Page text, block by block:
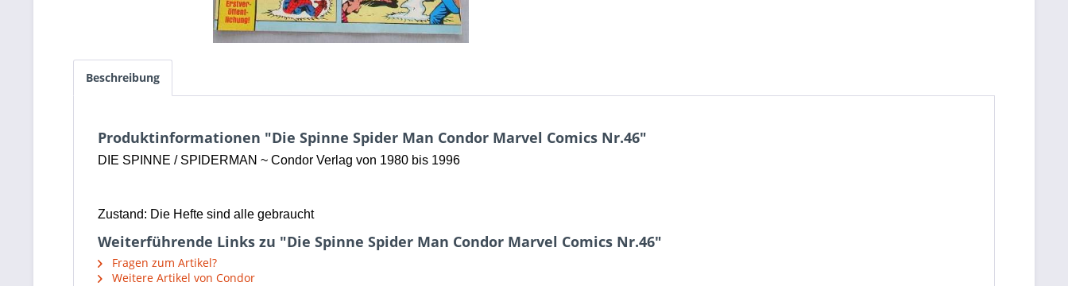
Beschreibung
Produktinformationen "Die Spinne Spider Man Condor Marvel Comics Nr.46"
DIE SPINNE / SPIDERMAN ~ Condor Verlag von 1980 bis 1996
Zustand: Die Hefte sind alle gebraucht
Weiterführende Links zu "Die Spinne Spider Man Condor Marvel Comics Nr.46"
Fragen zum Artikel?
Weitere Artikel von Condor